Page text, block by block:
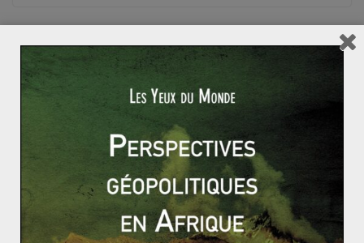
BP colmate la fuite, Obama prolonge le moratoire su
r les forages en mer
Berlusconi monte au créneau et annonce la mise en
place d’un plan d’austérité